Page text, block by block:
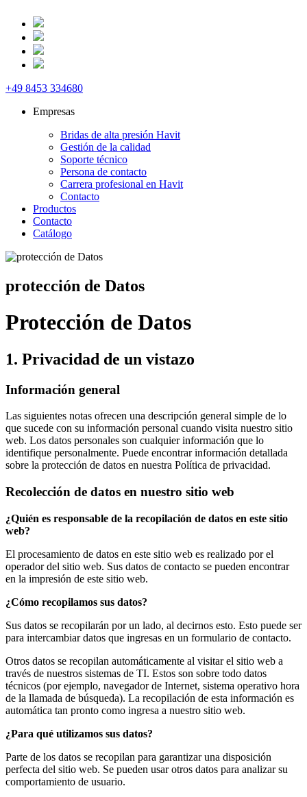
+49 8453 334680
Empresas
Bridas de alta presión Havit
Gestión de la calidad
Soporte técnico
Persona de contacto
Carrera profesional en Havit
Contacto
Productos
Contacto
Catálogo
protección de Datos
Protección de Datos
1. Privacidad de un vistazo
Información general
Las siguientes notas ofrecen una descripción general simple de lo
que sucede con su información personal cuando visita nuestro sitio
web. Los datos personales son cualquier información que lo
identifique personalmente. Puede encontrar información detallada
sobre la protección de datos en nuestra Política de privacidad.
Recolección de datos en nuestro sitio web
¿Quién es responsable de la recopilación de datos en este sitio
web?
El procesamiento de datos en este sitio web es realizado por el
operador del sitio web. Sus datos de contacto se pueden encontrar
en la impresión de este sitio web.
¿Cómo recopilamos sus datos?
Sus datos se recopilarán por un lado, al decirnos esto. Esto puede ser
para intercambiar datos que ingresas en un formulario de contacto.
Otros datos se recopilan automáticamente al visitar el sitio web a
través de nuestros sistemas de TI. Estos son sobre todo datos
técnicos (por ejemplo, navegador de Internet, sistema operativo hora
de la llamada de búsqueda). La recopilación de esta información es
automática tan pronto como ingresa a nuestro sitio web.
¿Para qué utilizamos sus datos?
Parte de los datos se recopilan para garantizar una disposición
perfecta del sitio web. Se pueden usar otros datos para analizar su
comportamiento de usuario.